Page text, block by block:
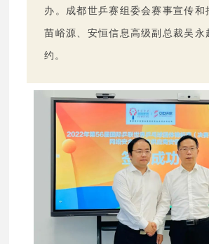
办。成都世乒赛组委会赛事宣传和
苗峪源、 安恒信息高级副总裁吴永
约。